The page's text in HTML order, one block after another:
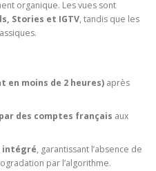
organique. Les vues sont
Stories et IGTV, tandis que les
en moins de 2 heures)après
des comptes français aux
intégré, garantissant l’absence de
par l’algorithme.